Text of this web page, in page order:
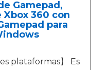
Gamepad,
Xbox 360 con
para
plataformas】 Es